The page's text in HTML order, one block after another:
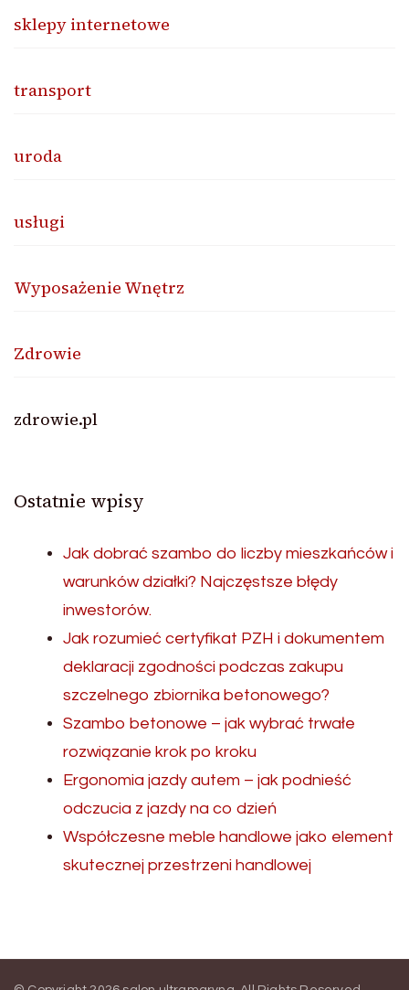
sklepy internetowe
transport
uroda
usługi
Wyposażenie Wnętrz
Zdrowie
zdrowie.pl
Ostatnie wpisy
Jak dobrać szambo do liczby mieszkańców i
warunków działki? Najczęstsze błędy
inwestorów.
Jak rozumieć certyfikat PZH i dokumentem
deklaracji zgodności podczas zakupu
szczelnego zbiornika betonowego?
Szambo betonowe – jak wybrać trwałe
rozwiązanie krok po kroku
Ergonomia jazdy autem – jak podnieść
odczucia z jazdy na co dzień
Współczesne meble handlowe jako element
skutecznej przestrzeni handlowej